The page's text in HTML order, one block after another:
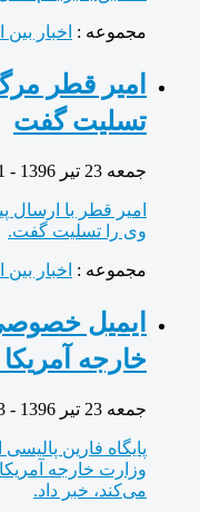
مجموعه :اخبار بین
امیر قطر مرگ
تسلیت گفت
جمعه 23 تیر 1396 - 20:21
امیر قطر با ارسال
وی را تسلیت گفت.
مجموعه :اخبار بین
ایمیل خصوصی
خارجه
جمعه 23 تیر 1396 - 19:53
پایگاه فارین پالیسی
وزارت خارجه آمریکا که
می‌کند، خبر داد.